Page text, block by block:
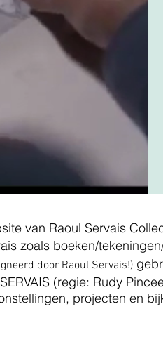
van Raoul Servais
zoals boeken/
door Raoul Servais!)
(regie: Rudy
projecten en